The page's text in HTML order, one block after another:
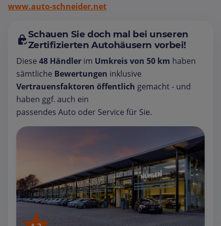
www.auto-schneider.net
Schauen Sie doch mal bei unseren
Zertifizierten Autohäusern vorbei!
Diese 48 Händler im Umkreis von 50 km haben
sämtliche Bewertungen inklusive
Vertrauensfaktoren öffentlich gemacht - und
haben ggf. auch ein
passendes Auto oder Service für Sie.